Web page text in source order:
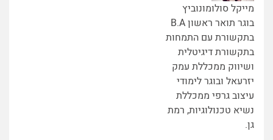
מייקל סולומונוביץ
בוגר תואר ראשון B.A
בתקשורת עם התמחות
בתקשורת דיגיטלית
ושיווק ממכללת עמק
יזרעאל ובוגר לימודי
עיצוב גרפי ממכללת
נשיא טכנולוגיות, רמת
גן.